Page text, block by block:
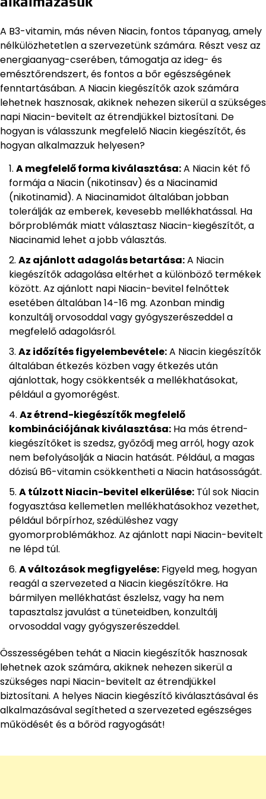
A B3-vitamin, más néven Niacin, fontos tápanyag, amely
nélkülözhetetlen a szervezetünk számára. Részt vesz az
energiaanyag-cserében, támogatja az ideg- és
emésztőrendszert, és fontos a bőr egészségének
fenntartásában. A Niacin kiegészítők azok számára
lehetnek hasznosak, akiknek nehezen sikerül a szükséges
napi Niacin-bevitelt az étrendjükkel biztosítani. De
hogyan is válasszunk megfelelő Niacin kiegészítőt, és
hogyan alkalmazzuk helyesen?
A megfelelő forma kiválasztása:A Niacin két fő
formája a Niacin (nikotinsav) és a Niacinamid
(nikotinamid). A Niacinamidot általában jobban
tolerálják az emberek, kevesebb mellékhatással. Ha
bőrproblémák miatt választasz Niacin-kiegészítőt, a
Niacinamid lehet a jobb választás.
Az ajánlott adagolás betartása:A Niacin
kiegészítők adagolása eltérhet a különböző termékek
között. Az ajánlott napi Niacin-bevitel felnőttek
esetében általában 14-16 mg. Azonban mindig
konzultálj orvosoddal vagy gyógyszerészeddel a
megfelelő adagolásról.
Az időzítés figyelembevétele:A Niacin kiegészítők
általában étkezés közben vagy étkezés után
ajánlottak, hogy csökkentsék a mellékhatásokat,
például a gyomorégést.
Az étrend-kiegészítők megfelelő
kombinációjának kiválasztása: Ha más étrend-
kiegészítőket is szedsz, győződj meg arról, hogy azok
nem befolyásolják a Niacin hatását. Például, a magas
dózisú B6-vitamin csökkentheti a Niacin hatásosságát.
A túlzott Niacin-bevitel elkerülése: Túl sok Niacin
fogyasztása kellemetlen mellékhatásokhoz vezethet,
például bőrpírhoz, szédüléshez vagy
gyomorproblémákhoz. Az ajánlott napi Niacin-bevitelt
ne lépd túl.
A változások megfigyelése: Figyeld meg, hogyan
reagál a szervezeted a Niacin kiegészítőkre. Ha
bármilyen mellékhatást észlelsz, vagy ha nem
tapasztalsz javulást a tüneteidben, konzultálj
orvosoddal vagy gyógyszerészeddel.
Összességében tehát a Niacin kiegészítők hasznosak
lehetnek azok számára, akiknek nehezen sikerül a
szükséges napi Niacin-bevitelt az étrendjükkel
biztosítani. A helyes Niacin kiegészítő kiválasztásával és
alkalmazásával segítheted a szervezeted egészséges
működését és a bőröd ragyogását!